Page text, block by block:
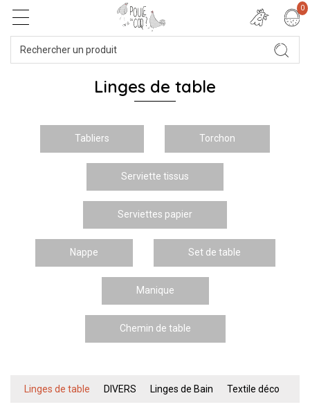
0
Linges de table
Tabliers Torchon
Serviette tissus
Serviettes papier
Nappe Set de table
Manique
Chemin de table
Linges de table DIVERS Linges de Bain Textile déco